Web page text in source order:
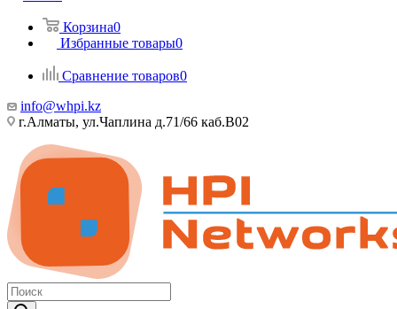
Корзина0
Избранные товары0
Сравнение товаров0
info@whpi.kz
г.Алматы, ул.Чаплина д.71/66 каб.B02